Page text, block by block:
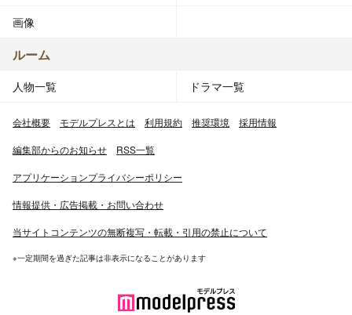
画像
ルーム
人物一覧 ドラマ一覧
会社概要 モデルプレスとは 利用規約 推奨環境 採用情報
編集部からのお知らせ RSS一覧
アプリケーションプライバシーポリシー
情報提供・広告掲載・お問い合わせ
当サイトコンテンツの無断複写・転載・引用の禁止について
※一定期間を過ぎた記事は非表示になることがあります